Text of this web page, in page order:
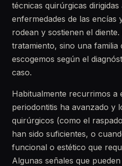
técnicas quirúrgicas
enfermedades de las encías
rodean y sostienen el
tratamiento, sino una familia
escogemos según el
caso.
Habitualmente recurrimos a
periodontitis ha avanzado y
quirúrgicos (como el
han sido suficientes, o
funcional o estético que
Algunas señales que